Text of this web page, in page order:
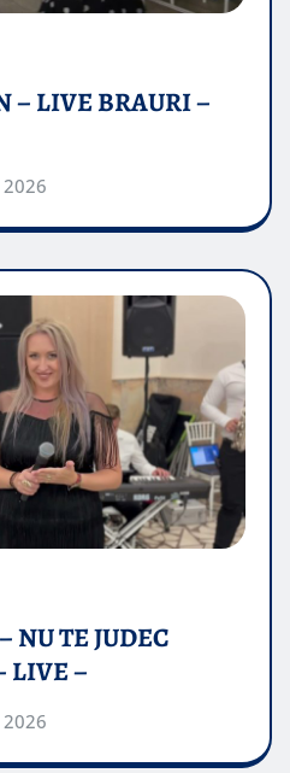
– LIVE BRAURI –
TE JUDEC
LIVE –